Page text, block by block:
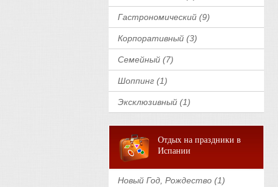
Гастрономический (9)
Корпоративный (3)
Семейный (7)
Шоппинг (1)
Эксклюзивный (1)
Отдых на праздники в
Испании
Новый Год, Рождество (1)